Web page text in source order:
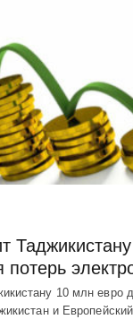
10 млн евро
и